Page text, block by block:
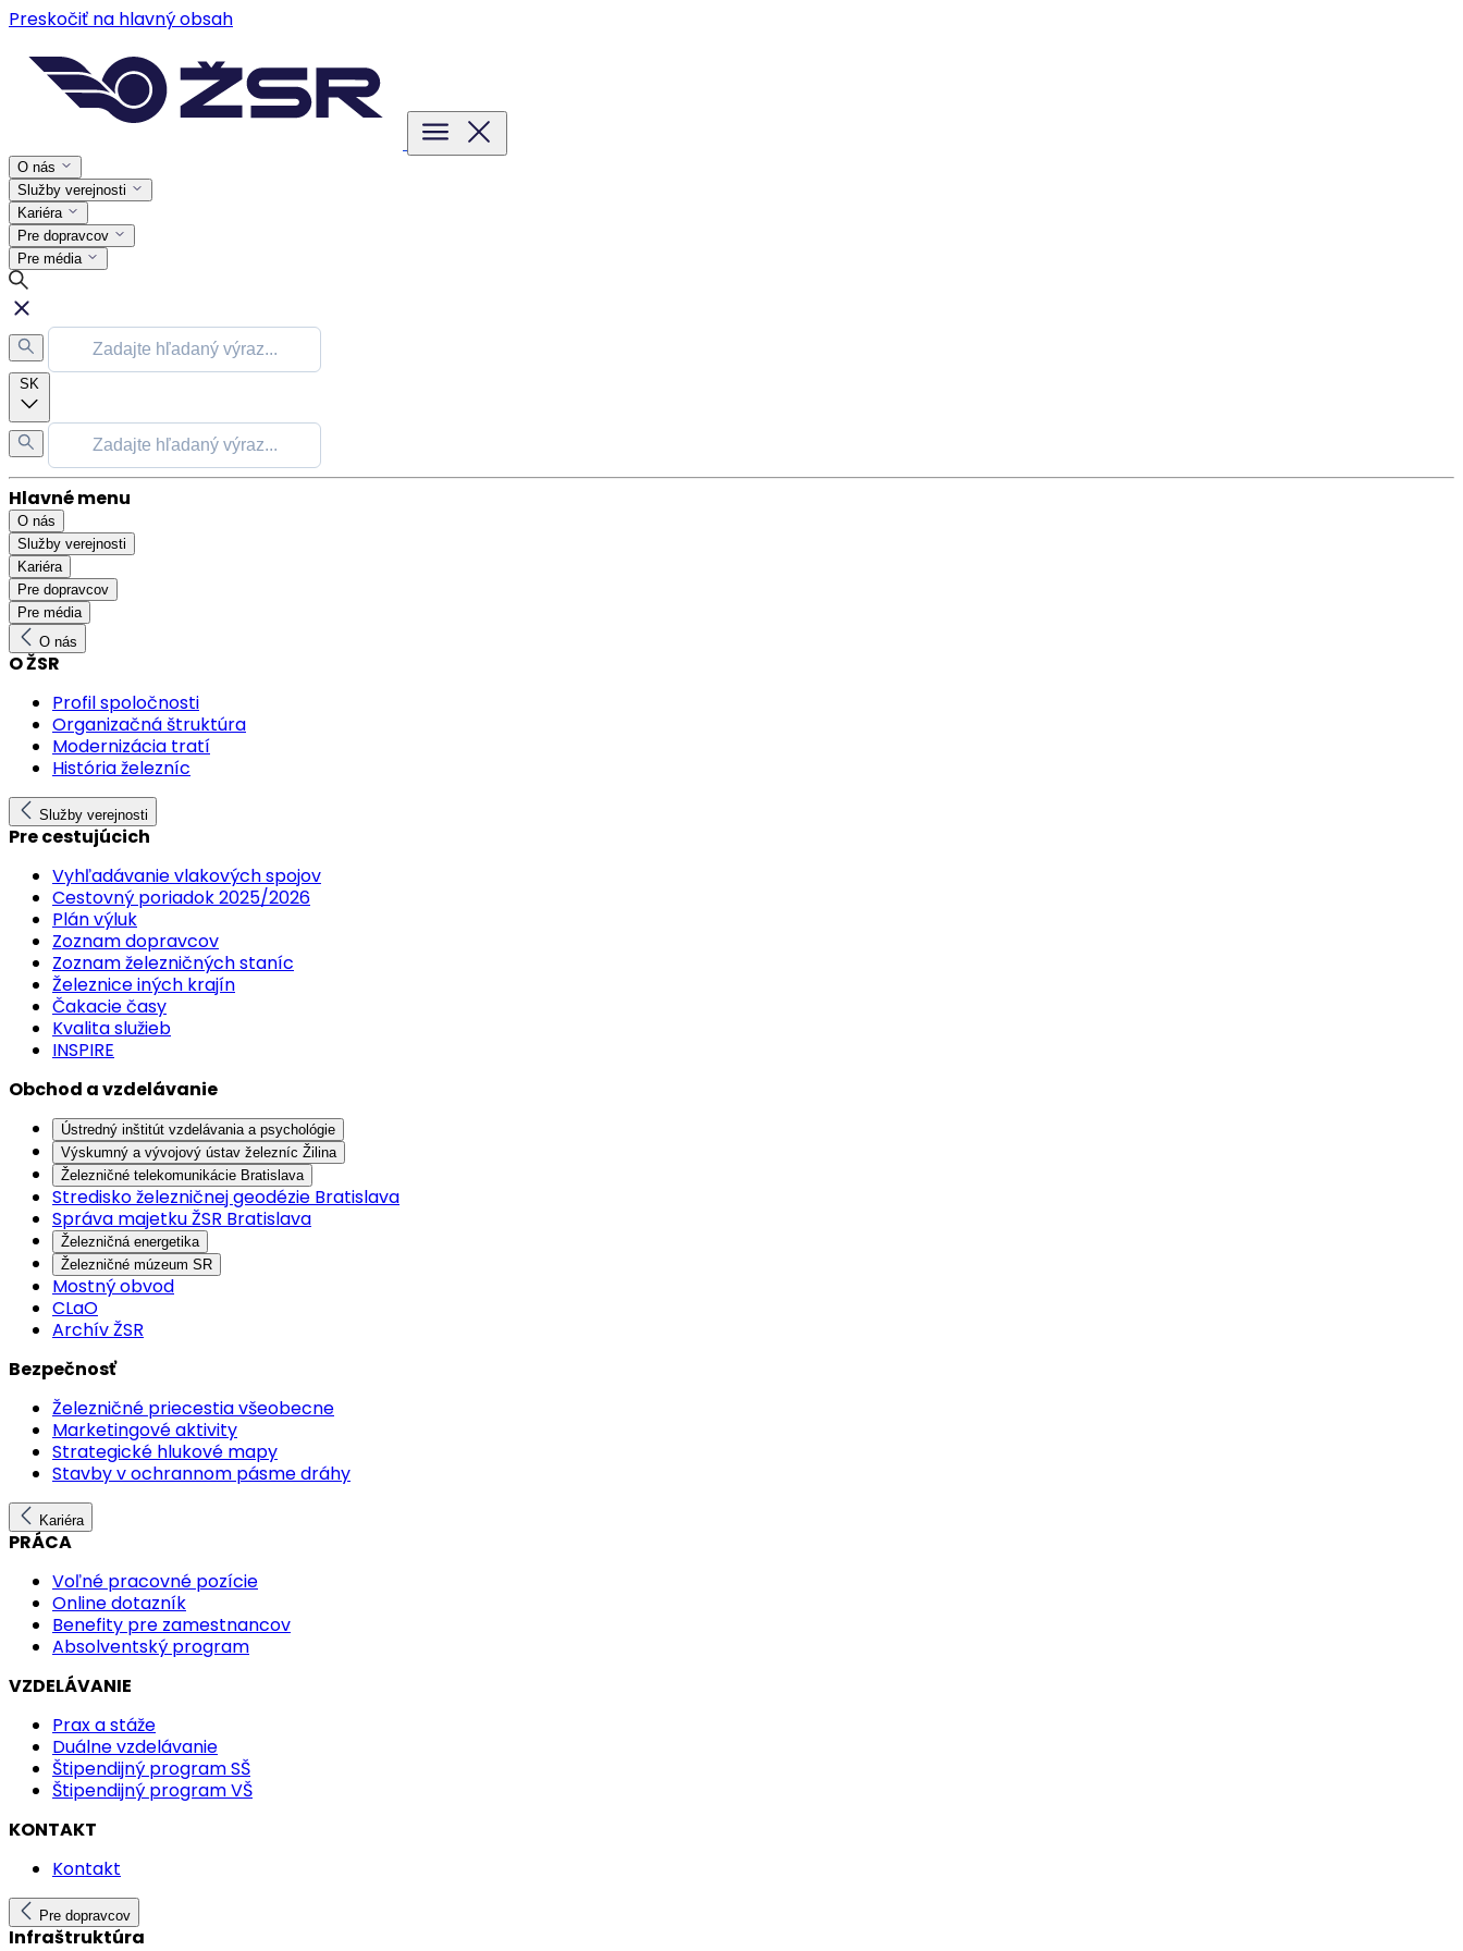
Preskočiť na hlavný obsah
O nás
Služby verejnosti
Kariéra
Pre dopravcov
Pre média
SK
Hlavné menu
O nás
Služby verejnosti
Kariéra
Pre dopravcov
Pre média
O nás
O ŽSR
Profil spoločnosti
Organizačná štruktúra
Modernizácia tratí
História železníc
Služby verejnosti
Pre cestujúcich
Vyhľadávanie vlakových spojov
Cestovný poriadok 2025/2026
Plán výluk
Zoznam dopravcov
Zoznam železničných staníc
Železnice iných krajín
Čakacie časy
Kvalita služieb
INSPIRE
Obchod a vzdelávanie
Ústredný inštitút vzdelávania a psychológie
Výskumný a vývojový ústav železníc Žilina
Železničné telekomunikácie Bratislava
Stredisko železničnej geodézie Bratislava
Správa majetku ŽSR Bratislava
Železničná energetika
Železničné múzeum SR
Mostný obvod
CLaO
Archív ŽSR
Bezpečnosť
Železničné priecestia všeobecne
Marketingové aktivity
Strategické hlukové mapy
Stavby v ochrannom pásme dráhy
Kariéra
PRÁCA
Voľné pracovné pozície
Online dotazník
Benefity pre zamestnancov
Absolventský program
VZDELÁVANIE
Prax a stáže
Duálne vzdelávanie
Štipendijný program SŠ
Štipendijný program VŠ
KONTAKT
Kontakt
Pre dopravcov
Infraštruktúra